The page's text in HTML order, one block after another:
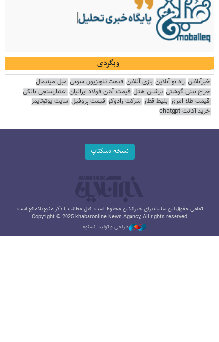
وبگردی
خبرآنلاین راه نو آنلاین بازی آنلاین قیمت تلویزیون سونی مبل مینیمال
جراح بینی گوشتی پرشین هتل قیمت آهن فولاد ایرانیان اعتبارسنجی بانکی
قیمت طلا امروز بلیط قطار شرکت رادوکو قیمت پروفیل سایت یوتوتایمز
خرید اکانت chatgpt
نسخه دسکتاپ
تمامی حقوق این سایت برای خبرآنلاین محفوظ است. نقل مطالب با ذکر منبع بلامانع است.
Copyright © 2025 khabaronline News Agancy, All rights reserved
طراحی و تولید: نستوه